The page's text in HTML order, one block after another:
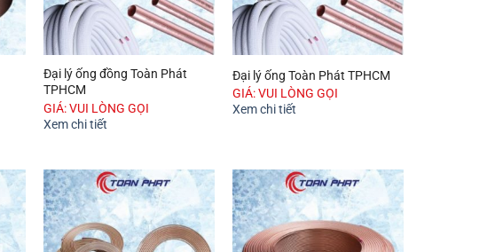
Đại lý ống đồng Toàn Phát
TPHCM
GIÁ: VUI LÒNG GỌI
Xem chi tiết
Đại lý ống Toàn Phát TPHCM
GIÁ: VUI LÒNG GỌI
Xem chi tiết